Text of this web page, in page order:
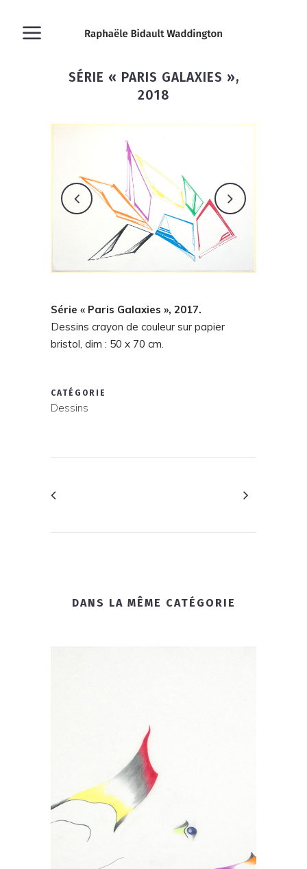
SÉRIE « PARIS GALAXIES »,
2018
Série « Paris Galaxies », 2017.
Dessins crayon de couleur sur papier
bristol, dim : 50 x 70 cm.
CATÉGORIE
Dessins
DANS LA MÊME CATÉGORIE